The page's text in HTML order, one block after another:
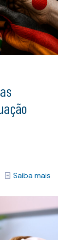
Saiba mais